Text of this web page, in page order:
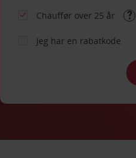
Chauffør over 25 år
Jeg har en rabatkode